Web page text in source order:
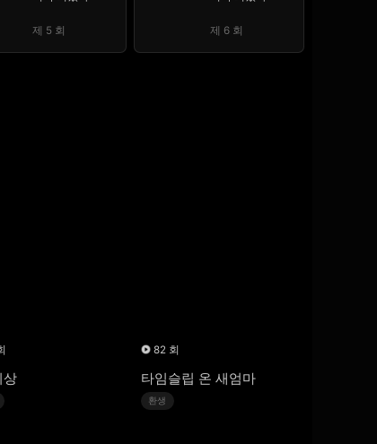
제 5 회 제 6 회
상
82 회
타임슬립 온 새엄마
환생